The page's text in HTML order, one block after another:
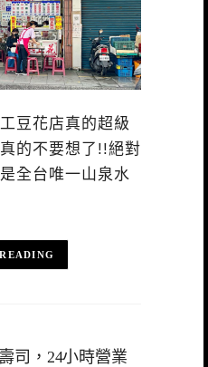
豆花店真的超級
的不要想了!!絕對
全台唯一山泉水
司，24小時營業